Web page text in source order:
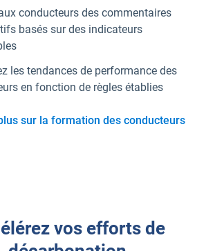
conducteurs des commentaires
basés sur des indicateurs
les tendances de performance des
en fonction de règles établies
sur la formation des conducteurs
vos efforts de